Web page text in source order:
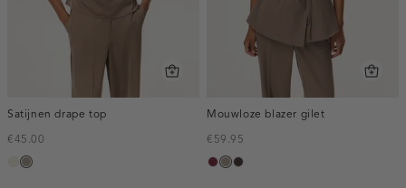
Satijnen drape top
€45.00
ecru
taupe,
Mouwloze blazer gilet
€59.95
bordeaux,
taupe,
choco,